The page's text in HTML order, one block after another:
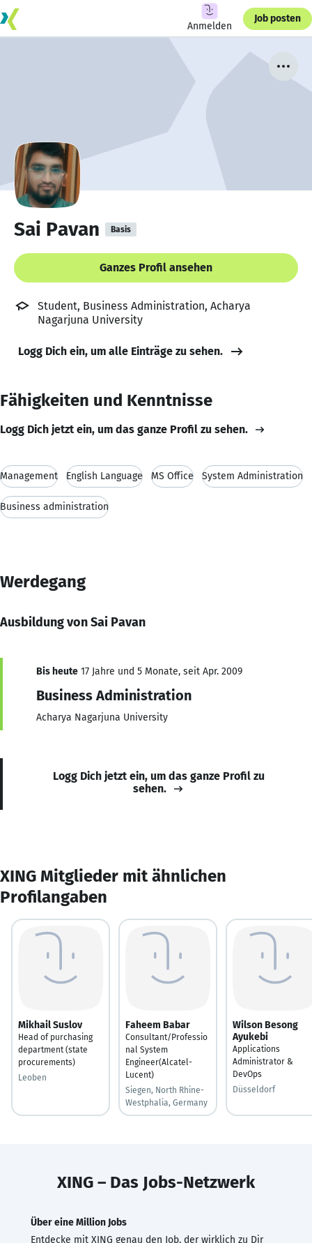
Anmelden
Job posten
Sai Pavan Basis
Ganzes Profil ansehen
Student, Business Administration, Acharya
Nagarjuna University
Logg Dich ein, um alle Einträge zu sehen.
Fähigkeiten und Kenntnisse
Logg Dich jetzt ein, um das ganze Profil zu sehen.
Management English Language MS Office System Administration
Business administration
Werdegang
Ausbildung von Sai Pavan
Bis heute 17 Jahre und 5 Monate, seit Apr. 2009
Business Administration
Acharya Nagarjuna University
Logg Dich jetzt ein, um das ganze Profil zu
sehen.
XING Mitglieder mit ähnlichen
Profilangaben
Mikhail Suslov
Head of purchasing
department (state
procurements)
Leoben
Faheem Babar
Consultant/Professio
nal System
Engineer(Alcatel-
Lucent)
Siegen, North Rhine-
Westphalia, Germany
Wilson Besong
Ayukebi
Applications
Administrator &
DevOps
Düsseldorf
XING – Das Jobs-Netzwerk
Über eine Million Jobs
Entdecke mit XING genau den Job, der wirklich zu Dir